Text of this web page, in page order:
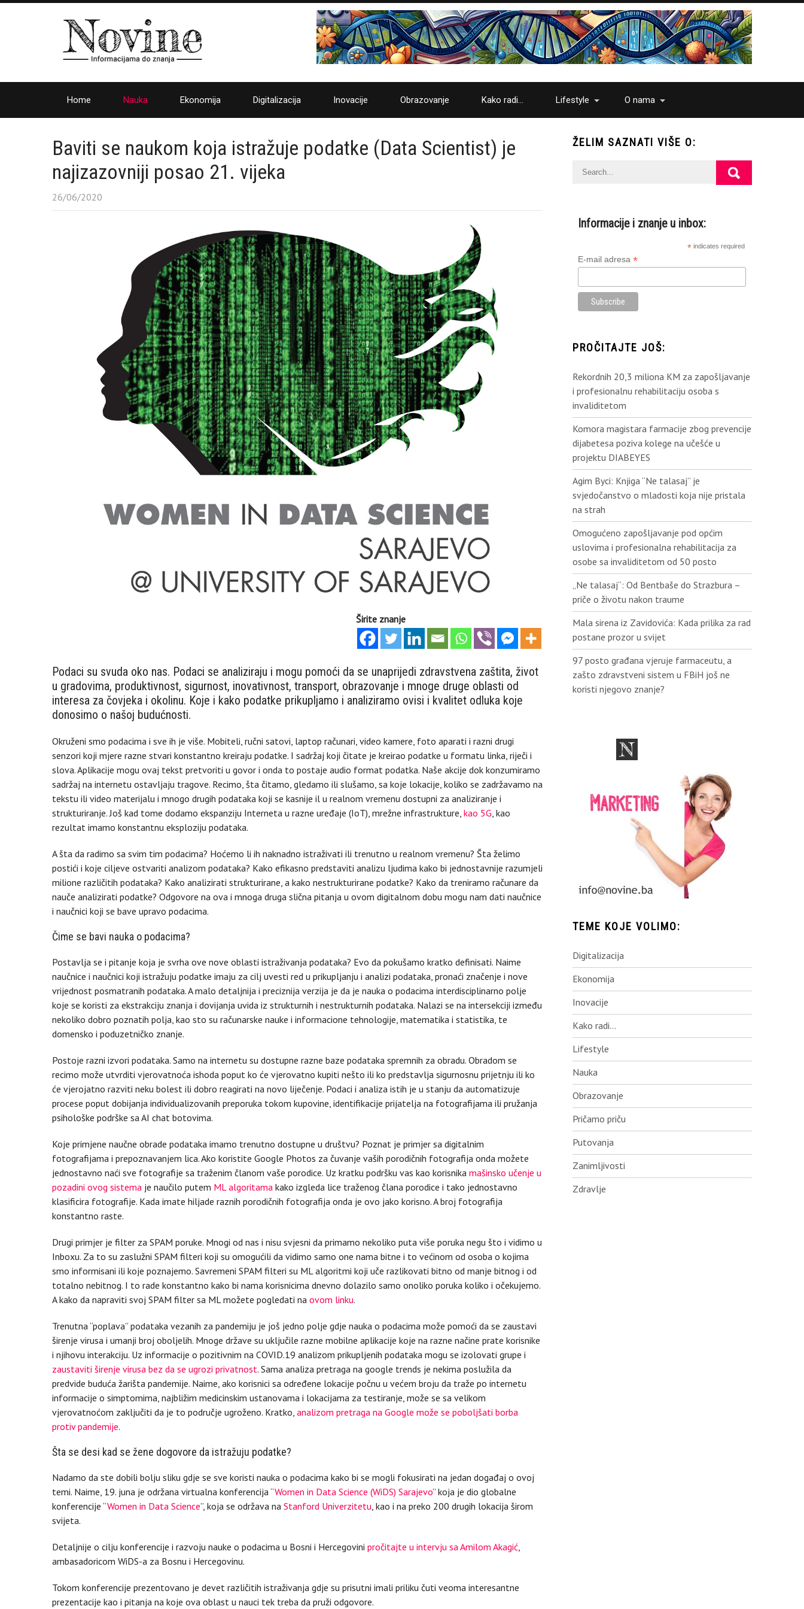
Home Nauka Ekonomija Digitalizacija Inovacije Obrazovanje Kako radi… Lifestyle O nama
Baviti se naukom koja istražuje podatke (Data Scientist) je
najizazovniji posao 21. vijeka
26/06/2020
Širite znanje
Podaci su svuda oko nas. Podaci se analiziraju i mogu pomoći da se unaprijedi zdravstvena zaštita, život
u gradovima, produktivnost, sigurnost, inovativnost, transport, obrazovanje i mnoge druge oblasti od
interesa za čovjeka i okolinu. Koje i kako podatke prikupljamo i analiziramo ovisi i kvalitet odluka koje
donosimo o našoj budućnosti.
Okruženi smo podacima i sve ih je više. Mobiteli, ručni satovi, laptop računari, video kamere, foto aparati i razni drugi
senzori koji mjere razne stvari konstantno kreiraju podatke. I sadržaj koji čitate je kreirao podatke u formatu linka, riječi i
slova. Aplikacije mogu ovaj tekst pretvoriti u govor i onda to postaje audio format podatka. Naše akcije dok konzumiramo
sadržaj na internetu ostavljaju tragove. Recimo, šta čitamo, gledamo ili slušamo, sa koje lokacije, koliko se zadržavamo na
tekstu ili video materijalu i mnogo drugih podataka koji se kasnije il u realnom vremenu dostupni za analiziranje i
strukturiranje. Još kad tome dodamo ekspanziju Interneta u razne uređaje (IoT), mrežne infrastrukture, kao 5G, kao
rezultat imamo konstantnu eksploziju podataka.
A šta da radimo sa svim tim podacima? Hoćemo li ih naknadno istraživati ili trenutno u realnom vremenu? Šta želimo
postići i koje ciljeve ostvariti analizom podataka? Kako efikasno predstaviti analizu ljudima kako bi jednostavnije razumjeli
milione različitih podataka? Kako analizirati strukturirane, a kako nestrukturirane podatke? Kako da treniramo računare da
nauče analizirati podatke? Odgovore na ova i mnoga druga slična pitanja u ovom digitalnom dobu mogu nam dati naučnice
i naučnici koji se bave upravo podacima.
Čime se bavi nauka o podacima?
Postavlja se i pitanje koja je svrha ove nove oblasti istraživanja podataka? Evo da pokušamo kratko definisati. Naime
naučnice i naučnici koji istražuju podatke imaju za cilj uvesti red u prikupljanju i analizi podataka, pronaći značenje i nove
vrijednost posmatranih podataka. A malo detaljnija i preciznija verzija je da je nauka o podacima interdisciplinarno polje
koje se koristi za ekstrakciju znanja i dovijanja uvida iz strukturnih i nestrukturnih podataka. Nalazi se na intersekciji između
nekoliko dobro poznatih polja, kao sto su računarske nauke i informacione tehnologije, matematika i statistika, te
domensko i poduzetničko znanje.
Postoje razni izvori podataka. Samo na internetu su dostupne razne baze podataka spremnih za obradu. Obradom se
recimo može utvrditi vjerovatnoća ishoda poput ko će vjerovatno kupiti nešto ili ko predstavlja sigurnosnu prijetnju ili ko
će vjerojatno razviti neku bolest ili dobro reagirati na novo liječenje. Podaci i analiza istih je u stanju da automatizuje
procese poput dobijanja individualizovanih preporuka tokom kupovine, identifikacije prijatelja na fotografijama ili pružanja
psihološke podrške sa AI chat botovima.
Koje primjene naučne obrade podataka imamo trenutno dostupne u društvu? Poznat je primjer sa digitalnim
fotografijama i prepoznavanjem lica. Ako koristite Google Photos za čuvanje vaših porodičnih fotografija onda možete
jednostavno naći sve fotografije sa traženim članom vaše porodice. Uz kratku podršku vas kao korisnika mašinsko učenje u
pozadini ovog sistema je naučilo putem ML algoritama kako izgleda lice traženog člana porodice i tako jednostavno
klasificira fotografije. Kada imate hiljade raznih porodičnih fotografija onda je ovo jako korisno. A broj fotografija
konstantno raste.
Drugi primjer je filter za SPAM poruke. Mnogi od nas i nisu svjesni da primamo nekoliko puta više poruka negu što i vidimo u
Inboxu. Za to su zaslužni SPAM filteri koji su omogućili da vidimo samo one nama bitne i to većinom od osoba o kojima
smo informisani ili koje poznajemo. Savremeni SPAM filteri su ML algoritmi koji uče razlikovati bitno od manje bitnog i od
totalno nebitnog. I to rade konstantno kako bi nama korisnicima dnevno dolazilo samo onoliko poruka koliko i očekujemo.
A kako da napraviti svoj SPAM filter sa ML možete pogledati na ovom linku.
Trenutna “poplava” podataka vezanih za pandemiju je još jedno polje gdje nauka o podacima može pomoći da se zaustavi
širenje virusa i umanji broj oboljelih. Mnoge države su uključile razne mobilne aplikacije koje na razne načine prate korisnike
i njihovu interakciju. Uz informacije o pozitivnim na COVID.19 analizom prikupljenih podataka mogu se izolovati grupe i
zaustaviti širenje virusa bez da se ugrozi privatnost. Sama analiza pretraga na google trends je nekima poslužila da
predvide buduća žarišta pandemije. Naime, ako korisnici sa određene lokacije počnu u većem broju da traže po internetu
informacije o simptomima, najbližim medicinskim ustanovama i lokacijama za testiranje, može se sa velikom
vjerovatnoćom zaključiti da je to područje ugroženo. Kratko, analizom pretraga na Google može se poboljšati borba
protiv pandemije.
Šta se desi kad se žene dogovore da istražuju podatke?
Nadamo da ste dobili bolju sliku gdje se sve koristi nauka o podacima kako bi se mogli fokusirati na jedan događaj o ovoj
temi. Naime, 19. juna je održana virtualna konferencija “Women in Data Science (WiDS) Sarajevo” koja je dio globalne
konferencije “Women in Data Science”, koja se održava na Stanford Univerzitetu, kao i na preko 200 drugih lokacija širom
svijeta.
Detaljnije o cilju konferencije i razvoju nauke o podacima u Bosni i Hercegovini pročitajte u intervju sa Amilom Akagić,
ambasadoricom WiDS-a za Bosnu i Hercegovinu.
Tokom konferencije prezentovano je devet različitih istraživanja gdje su prisutni imali priliku čuti veoma interesantne
prezentacije kao i pitanja na koje ova oblast u nauci tek treba da pruži odgovore.
ŽELIM SAZNATI VIŠE O:
Informacije i znanje u inbox:
* indicates required
E-mail adresa *
PROČITAJTE JOŠ:
Rekordnih 20,3 miliona KM za zapošljavanje
i profesionalnu rehabilitaciju osoba s
invaliditetom
Komora magistara farmacije zbog prevencije
dijabetesa poziva kolege na učešće u
projektu DIABEYES
Agim Byci: Knjiga “Ne talasaj” je
svjedočanstvo o mladosti koja nije pristala
na strah
Omogućeno zapošljavanje pod općim
uslovima i profesionalna rehabilitacija za
osobe sa invaliditetom od 50 posto
„Ne talasaj“: Od Bentbaše do Strazbura –
priče o životu nakon traume
Mala sirena iz Zavidovića: Kada prilika za rad
postane prozor u svijet
97 posto građana vjeruje farmaceutu, a
zašto zdravstveni sistem u FBiH još ne
koristi njegovo znanje?
TEME KOJE VOLIMO:
Digitalizacija
Ekonomija
Inovacije
Kako radi…
Lifestyle
Nauka
Obrazovanje
Pričamo priču
Putovanja
Zanimljivosti
Zdravlje